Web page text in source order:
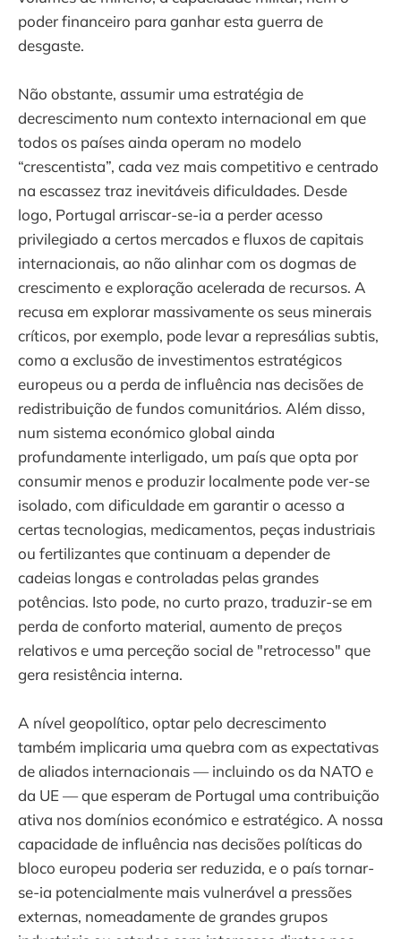
poder financeiro para ganhar esta guerra de
desgaste.
Não obstante, assumir uma estratégia de
decrescimento num contexto internacional em que
todos os países ainda operam no modelo
“crescentista”, cada vez mais competitivo e centrado
na escassez traz inevitáveis dificuldades. Desde
logo, Portugal arriscar-se-ia a perder acesso
privilegiado a certos mercados e fluxos de capitais
internacionais, ao não alinhar com os dogmas de
crescimento e exploração acelerada de recursos. A
recusa em explorar massivamente os seus minerais
críticos, por exemplo, pode levar a represálias subtis,
como a exclusão de investimentos estratégicos
europeus ou a perda de influência nas decisões de
redistribuição de fundos comunitários. Além disso,
num sistema económico global ainda
profundamente interligado, um país que opta por
consumir menos e produzir localmente pode ver-se
isolado, com dificuldade em garantir o acesso a
certas tecnologias, medicamentos, peças industriais
ou fertilizantes que continuam a depender de
cadeias longas e controladas pelas grandes
potências. Isto pode, no curto prazo, traduzir-se em
perda de conforto material, aumento de preços
relativos e uma perceção social de "retrocesso" que
gera resistência interna.
A nível geopolítico, optar pelo decrescimento
também implicaria uma quebra com as expectativas
de aliados internacionais — incluindo os da NATO e
da UE — que esperam de Portugal uma contribuição
ativa nos domínios económico e estratégico. A nossa
capacidade de influência nas decisões políticas do
bloco europeu poderia ser reduzida, e o país tornar-
se-ia potencialmente mais vulnerável a pressões
externas, nomeadamente de grandes grupos